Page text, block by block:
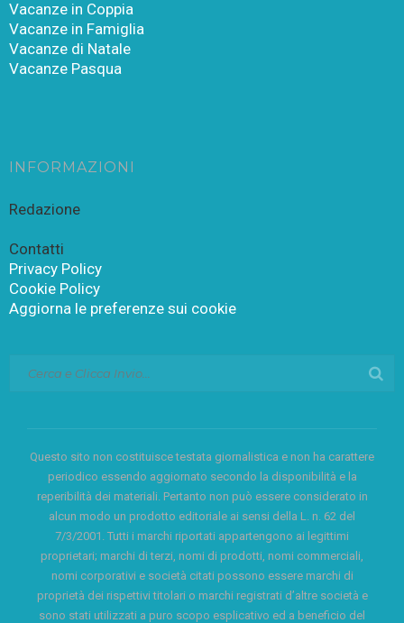
Vacanze in Coppia
Vacanze in Famiglia
Vacanze di Natale
Vacanze Pasqua
INFORMAZIONI
Redazione
Contatti
Privacy Policy
Cookie Policy
Aggiorna le preferenze sui cookie
Questo sito non costituisce testata giornalistica e non ha carattere
periodico essendo aggiornato secondo la disponibilità e la
reperibilità dei materiali. Pertanto non può essere considerato in
alcun modo un prodotto editoriale ai sensi della L. n. 62 del
7/3/2001. Tutti i marchi riportati appartengono ai legittimi
proprietari; marchi di terzi, nomi di prodotti, nomi commerciali,
nomi corporativi e società citati possono essere marchi di
proprietà dei rispettivi titolari o marchi registrati d’altre società e
sono stati utilizzati a puro scopo esplicativo ed a beneficio del